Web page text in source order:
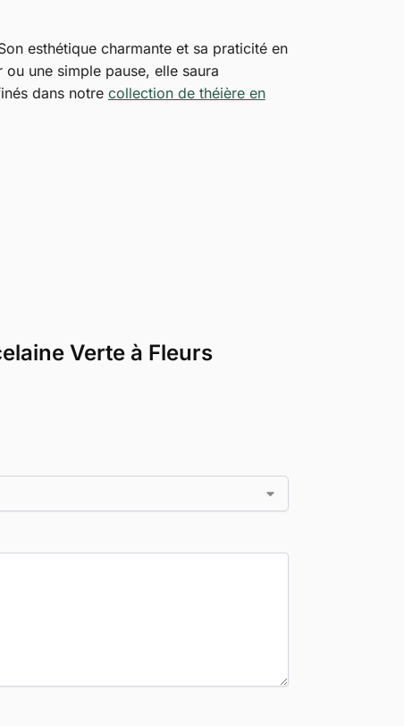
esthétique charmante et sa praticité en
une simple pause, elle saura
dans notre collection de théière en
Verte à Fleurs